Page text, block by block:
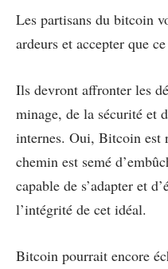
Les partisans du bitcoin
ardeurs et accepter que
Ils devront affronter les
minage, de la sécurité et
internes. Oui, Bitcoin est
chemin est semé
capable de s’adapter et
l’intégrité de cet idéal.
Bitcoin pourrait encore